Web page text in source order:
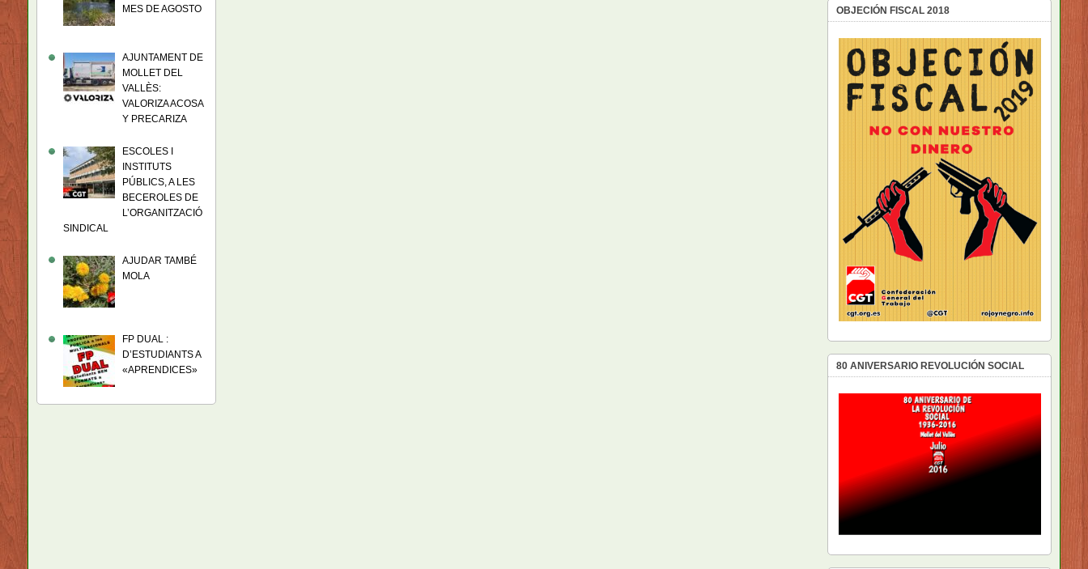
MES DE AGOSTO
AJUNTAMENT DE
MOLLET DEL
VALLÈS:
VALORIZA ACOSA
Y PRECARIZA
ESCOLES I
INSTITUTS
PÚBLICS, A LES
BECEROLES DE
L’ORGANITZACIÓ
SINDICAL
AJUDAR TAMBÉ
MOLA
FP DUAL :
D’ESTUDIANTS A
«APRENDICES»
OBJECIÓN FISCAL 2018
80 ANIVERSARIO REVOLUCIÓN SOCIAL